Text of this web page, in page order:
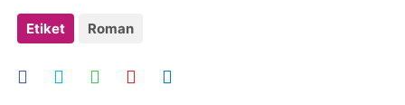
Etiket Roman